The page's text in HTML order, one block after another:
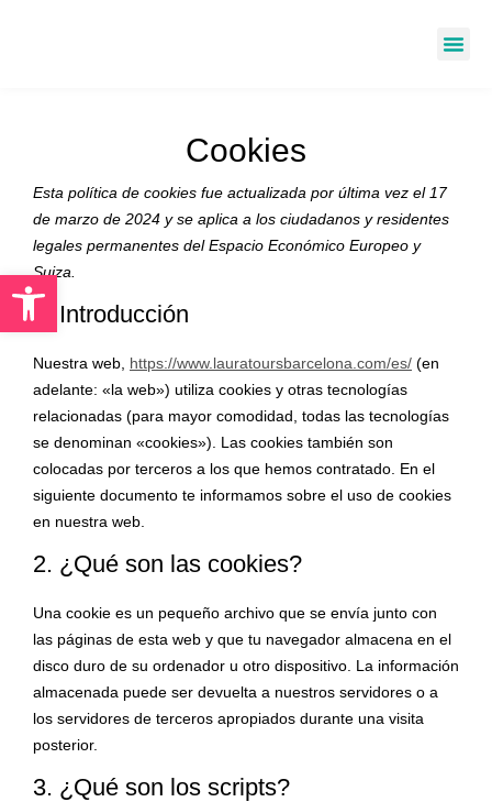
Abrir barra de herramientas
Cookies
Esta política de cookies fue actualizada por última vez el 17
de marzo de 2024 y se aplica a los ciudadanos y residentes
legales permanentes del Espacio Económico Europeo y
Suiza.
1. Introducción
Nuestra web, https://www.lauratoursbarcelona.com/es/ (en
adelante: «la web») utiliza cookies y otras tecnologías
relacionadas (para mayor comodidad, todas las tecnologías
se denominan «cookies»). Las cookies también son
colocadas por terceros a los que hemos contratado. En el
siguiente documento te informamos sobre el uso de cookies
en nuestra web.
2. ¿Qué son las cookies?
Una cookie es un pequeño archivo que se envía junto con
las páginas de esta web y que tu navegador almacena en el
disco duro de su ordenador u otro dispositivo. La información
almacenada puede ser devuelta a nuestros servidores o a
los servidores de terceros apropiados durante una visita
posterior.
3. ¿Qué son los scripts?